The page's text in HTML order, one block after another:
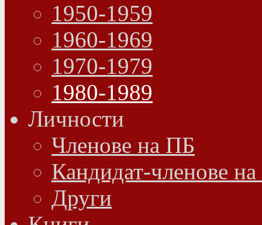
1950-1959
1960-1969
1970-1979
1980-1989
Личности
Членове на ПБ
Кандидат-членове
Други